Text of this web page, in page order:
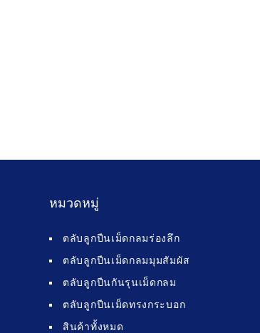
หมวดหมู่
ตลับลูกปืนเม็ดกลมร่องลึก
ตลับลูกปืนเม็ดกลมมุมสัมผัส
ตลับลูกปืนกันรุนเม็ดกลม
ตลับลูกปืนเม็ดทรงกระบอก
สินค้าทั้งหมด